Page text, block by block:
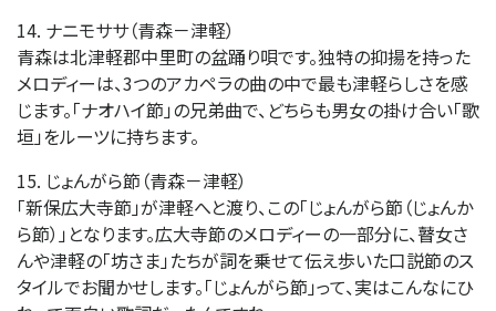
14. ナニモササ（青森－津軽）
青森は北津軽郡中里町の盆踊り唄です。独特の抑揚を持った
メロディーは、3つのアカペラの曲の中で最も津軽らしさを感
じます。「ナオハイ節」の兄弟曲で、どちらも男女の掛け合い「歌
垣」をルーツに持ちます。
15. じょんがら節（青森－津軽）
「新保広大寺節」が津軽へと渡り、この「じょんがら節（じょんか
ら節）」となります。広大寺節のメロディーの一部分に、瞽女さ
んや津軽の「坊さま」たちが詞を乗せて伝え歩いた口説節のス
タイルでお聞かせします。「じょんがら節」って、実はこんなにひ